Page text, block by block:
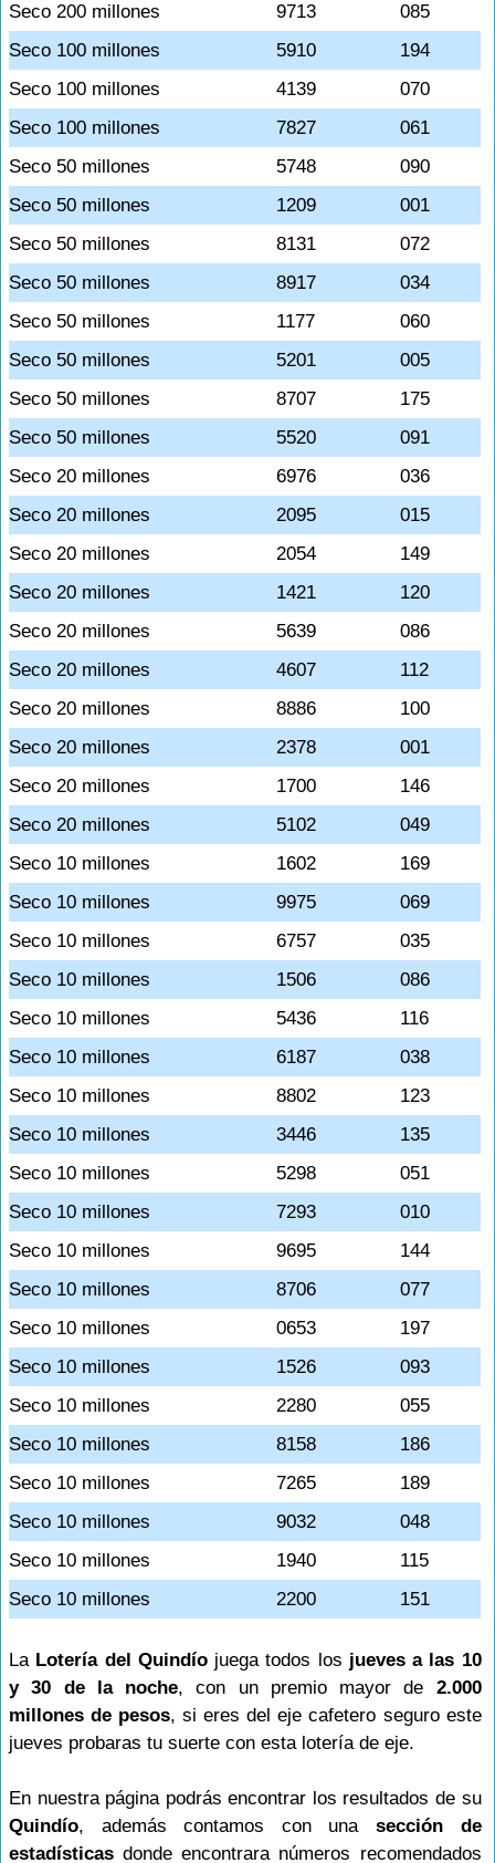
Seco 200 millones
9713
085
Seco 100 millones
5910
194
Seco 100 millones
4139
070
Seco 100 millones
7827
061
Seco 50 millones
5748
090
Seco 50 millones
1209
001
Seco 50 millones
8131
072
Seco 50 millones
8917
034
Seco 50 millones
1177
060
Seco 50 millones
5201
005
Seco 50 millones
8707
175
Seco 50 millones
5520
091
Seco 20 millones
6976
036
Seco 20 millones
2095
015
Seco 20 millones
2054
149
Seco 20 millones
1421
120
Seco 20 millones
5639
086
Seco 20 millones
4607
112
Seco 20 millones
8886
100
Seco 20 millones
2378
001
Seco 20 millones
1700
146
Seco 20 millones
5102
049
Seco 10 millones
1602
169
Seco 10 millones
9975
069
Seco 10 millones
6757
035
Seco 10 millones
1506
086
Seco 10 millones
5436
116
Seco 10 millones
6187
038
Seco 10 millones
8802
123
Seco 10 millones
3446
135
Seco 10 millones
5298
051
Seco 10 millones
7293
010
Seco 10 millones
9695
144
Seco 10 millones
8706
077
Seco 10 millones
0653
197
Seco 10 millones
1526
093
Seco 10 millones
2280
055
Seco 10 millones
8158
186
Seco 10 millones
7265
189
Seco 10 millones
9032
048
Seco 10 millones
1940
115
Seco 10 millones
2200 151
La Lotería del Quindíojuega todos los jueves a las 10
y 30 de la noche, con un premio mayor de 2.000
millones de pesos, si eres del eje cafetero seguro este
jueves probaras tu suerte con esta lotería de eje.
En nuestra página podrás encontrar los resultados de su
Quindío, además contamos con una sección de
estadísticas donde encontrara números recomendados